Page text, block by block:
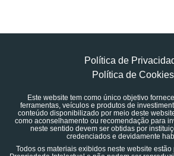
Política de
Política de Cookies
Este website tem como único objetivo
ferramentas, veículos e produtos de
conteúdo disponibilizado por meio deste
como aconselhamento ou recomendação para
neste sentido devem ser obtidas por
credenciados e devidamente
Todos os materiais exibidos neste website